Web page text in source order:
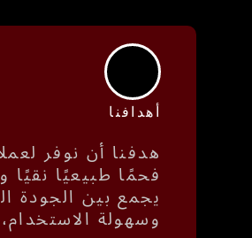
أهدافنا
هدفنا أن نوفر
فحمًا طبيعيًا نقيًا
يجمع بين الجودة
وسهولة